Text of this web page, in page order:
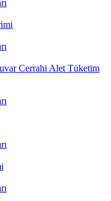
Cerrahi Alet Tüketim